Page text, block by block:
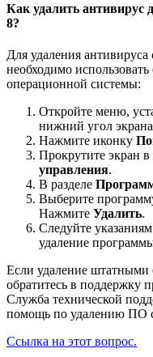
Как удалить антивирус
8?
Для удаления антивируса
необходимо использовать
операционной системы:
Откройте меню,
нижний угол
Нажмите иконку
Прокрутите экран
управления.
В разделе
Выберите
Нажмите Удалить.
Следуйте
удаление
Если удаление штатными
обратитесь в поддержку
Служба технической
помощь по удалению ПО
Ссылка на этот вопрос.